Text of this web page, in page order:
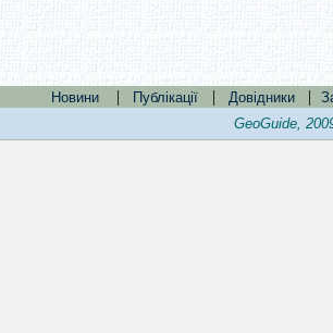
Новини | Публікації | Довідники |
GeoGuide,